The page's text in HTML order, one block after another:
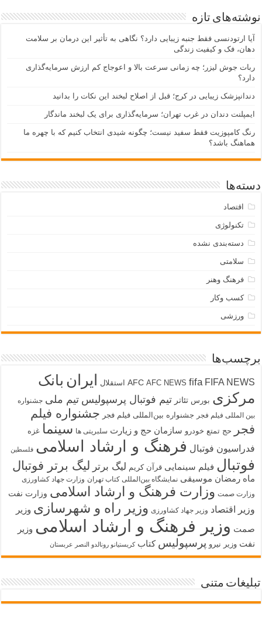
نوشته‌های تازه
آیا ارتودنسی فقط جنبه زیبایی دارد؟ نگاهی به تأثیر این درمان بر سلامت
دهان، فک و کیفیت زندگی
ربات جوش لیزر؛ چه زمانی سرعت بالا و اعوجاج کم ارزش سرمایه‌گذاری
دارد؟
دندانپزشک زیبایی در کرج؛ قبل از اصلاح لبخند این نکات را بدانید
ایمپلنت دندان در غرب تهران؛ سرمایه‌گذاری برای یک لبخند ماندگار
رنگ کامپوزیت فقط سفید نیست؛ چگونه شیدی انتخاب کنیم که با چهره ما
هماهنگ باشد؟
دسته‌ها
اقتصاد
تکنولوژی
دسته‌بندی نشده
سلامتی
فرهنگ وهنر
کسب وکار
ورزشی
برچسب‌ها
AFC AFC NEWS fifa FIFA NEWS استقلال ایران بانک
مرکزی بورس تئاتر تیم فوتبال پرسپولیس تیم ملی جشنواره
بین المللی فیلم فجر جشنواره بین‌المللی فیلم فجر جشنواره فیلم
فجر
حج تمتع خودرو سازمان حج و زیارت سلبریتی ها سینما غزه
فدراسیون فوتبال فرهنگ و ارشاد اسلامی فلسطین
فوتبال فیلم سینمایی قرآن کریم لیگ برتر لیگ برتر فوتبال
ماه رمضان موسیقی نمایشگاه بین‌المللی کتاب تهران وزارت جهاد کشاورزی
وزارت صمت وزارت فرهنگ و ارشاد اسلامی وزارت نفت
وزیر اقتصاد وزیر جهاد کشاورزی وزیر راه و شهرسازی وزیر
صمت وزیر فرهنگ و ارشاد اسلامی وزیر
نفت وزیر نیرو پرسپولیس کتاب کریستیانو رونالدو النصر عربستان
تبلیغات متنی